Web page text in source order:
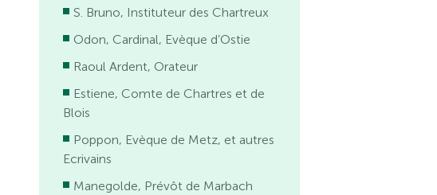
S. Bruno, Instituteur des Chartreux
Odon, Cardinal, Evèque d’Ostie
Raoul Ardent, Orateur
Estiene, Comte de Chartres et de
Blois
Poppon, Evèque de Metz, et autres
Ecrivains
Manegolde, Prévôt de Marbach